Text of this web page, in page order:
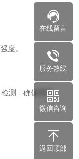
度。
测，确保厚度
在线留言
服务热线
微信咨询
返回顶部